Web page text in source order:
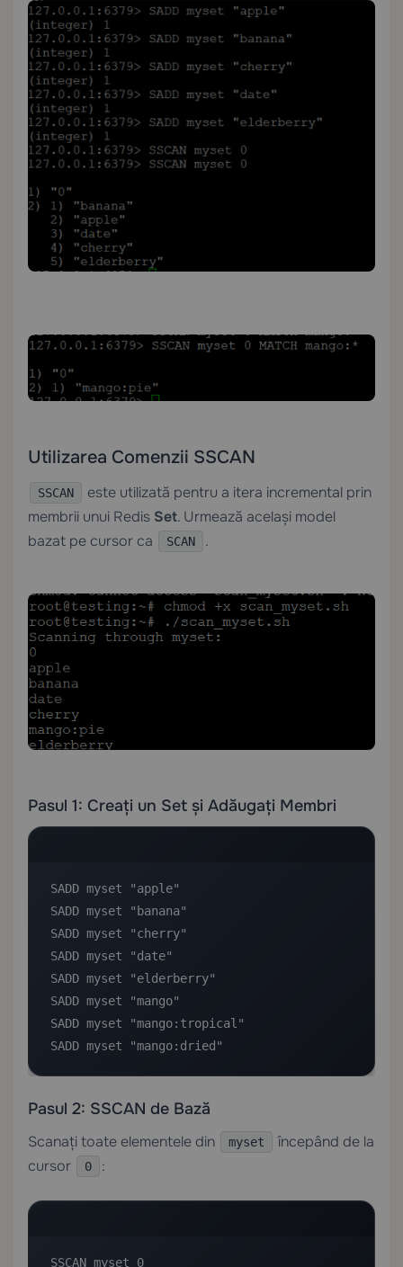
Utilizarea Comenzii SSCAN
SSCAN
este utilizată pentru a itera incremental prin
membrii unui Redis Set. Urmează același model
bazat pe cursor ca
SCAN .
Pasul 1: Creați un Set și Adăugați Membri
SADD myset "apple"
SADD myset "banana"
SADD myset "cherry"
SADD myset "date"
SADD myset "elderberry"
SADD myset "mango"
SADD myset "mango:tropical"
SADD myset "mango:dried"
Pasul 2: SSCAN de Bază
Scanați toate elementele din myset
începând de la
cursor
0 :
SSCAN myset 0